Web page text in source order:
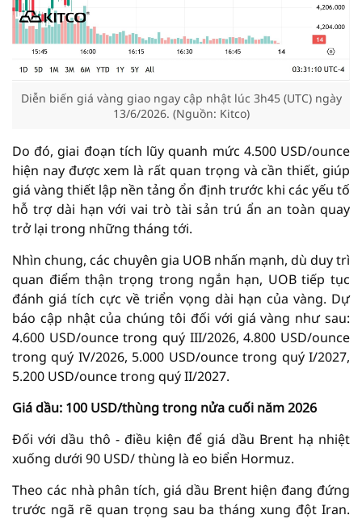
Diễn biến giá vàng giao ngay cập nhật lúc 3h45 (UTC) ngày
13/6/2026. (Nguồn: Kitco)
Do đó, giai đoạn tích lũy quanh mức 4.500 USD/ounce
hiện nay được xem là rất quan trọng và cần thiết, giúp
giá vàng thiết lập nền tảng ổn định trước khi các yếu tố
hỗ trợ dài hạn với vai trò tài sản trú ẩn an toàn quay
trở lại trong những tháng tới.
Nhìn chung, các chuyên gia UOB nhấn mạnh, dù duy trì
quan điểm thận trọng trong ngắn hạn, UOB tiếp tục
đánh giá tích cực về triển vọng dài hạn của vàng. Dự
báo cập nhật của chúng tôi đối với giá vàng như sau:
4.600 USD/ounce trong quý III/2026, 4.800 USD/ounce
trong quý IV/2026, 5.000 USD/ounce trong quý I/2027,
5.200 USD/ounce trong quý II/2027.
Giá dầu: 100 USD/thùng trong nửa cuối năm 2026
Đối với dầu thô - điều kiện để giá dầu Brent hạ nhiệt
xuống dưới 90 USD/ thùng là eo biển Hormuz.
Theo các nhà phân tích, giá dầu Brent hiện đang đứng
trước ngã rẽ quan trọng sau ba tháng xung đột Iran.